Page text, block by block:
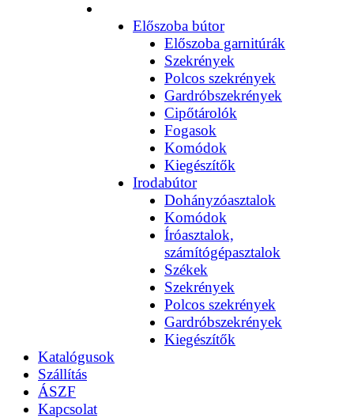
Előszoba bútor
Előszoba garnitúrák
Szekrények
Polcos szekrények
Gardróbszekrények
Cipőtárolók
Fogasok
Komódok
Kiegészítők
Irodabútor
Dohányzóasztalok
Komódok
Íróasztalok,
számítógépasztalok
Székek
Szekrények
Polcos szekrények
Gardróbszekrények
Kiegészítők
Katalógusok
Szállítás
ÁSZF
Kapcsolat